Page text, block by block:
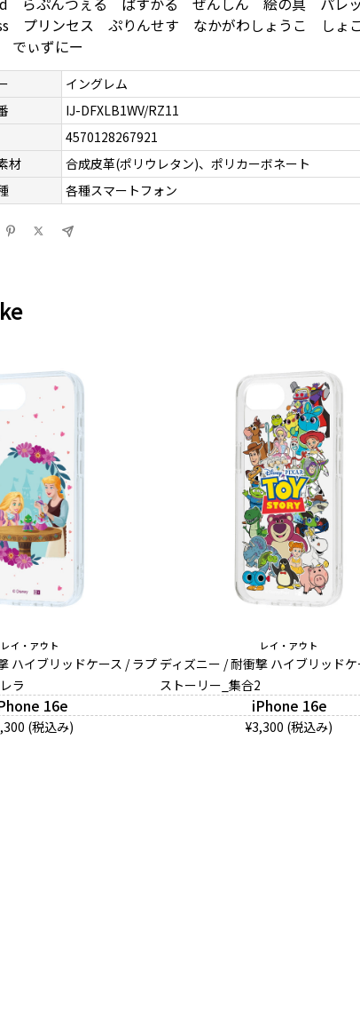
プリンセス ぷりんせす なかがわしょうこ し
でぃずにー
イングレム
IJ-DFXLB1WV/RZ11
4570128267921
材
合成皮革(ポリウレタン)、ポリカーボネート
各種スマートフォン
レイ・アウト
ハイブリッドケース / ラプ
ラ
16e
(税込み)
レイ・アウト
ディズニー / 耐衝撃 ハイブリッドケ
ストーリー_集合2
iPhone 16e
¥3,300 (税込み)